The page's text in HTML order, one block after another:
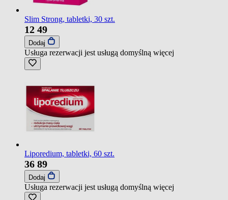
Slim Strong, tabletki, 30 szt.
12 49
Dodaj
Usługa rezerwacji jest usługą domyślną więcej
Liporedium, tabletki, 60 szt.
36 89
Dodaj
Usługa rezerwacji jest usługą domyślną więcej